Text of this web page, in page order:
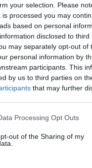
your selection. Please
processed you may
based on personal
disclosed to
may separately opt-out of
personal information by
participants. This
by us to third parties on
that may further
Processing Opt Outs
out of the Sharing of my